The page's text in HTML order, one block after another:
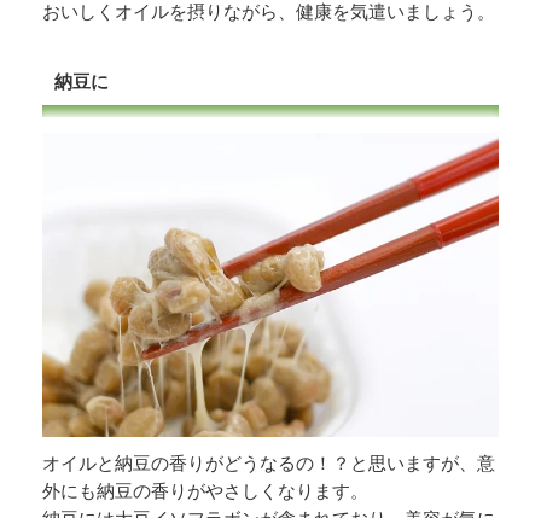
おいしくオイルを摂りながら、健康を気遣いましょう。
納豆に
オイルと納豆の香りがどうなるの！？と思いますが、意
外にも納豆の香りがやさしくなります。